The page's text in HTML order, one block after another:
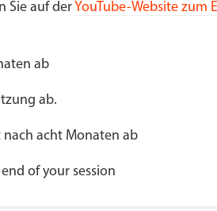
Sie auf der YouTube-Website zum
ab
ab.
nach acht Monaten ab
of your session